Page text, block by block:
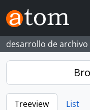
Skip to main content
desarrollo de
Treeview List